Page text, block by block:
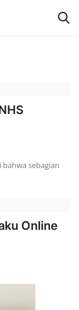
sebagian
Online